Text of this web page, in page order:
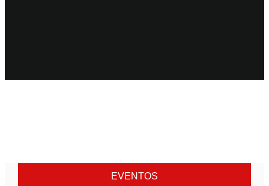
EVENTOS